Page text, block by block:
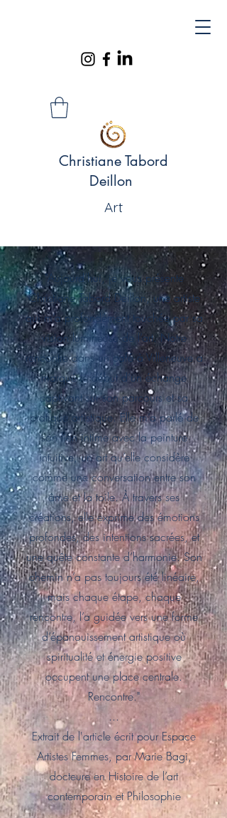
Christiane Tabord
Deillon
Art
"Aujourd’hui, je vous présente
Christiane Tabord Deillon, une artiste
qui m’a profondément touchée par sa
vision lumineuse de l’art. Notre
rencontre dans un café à Villeneuve a
marqué le début d’un échange
captivant sur son parcours et sa
pratique artistique. Elle m’a parlé de
son lien intime avec la peinture
intuitive, un art qu’elle considère
comme une conversation entre son
âme et la toile. À travers ses
créations, elle exprime des émotions
profondes, des intentions sacrées, et
une quête constante d’harmonie. Son
chemin n’a pas toujours été linéaire,
mais chaque étape, chaque
rencontre, l’a guidée vers une forme
d’épanouissement artistique où
spiritualité et énergie positive
occupent une place centrale.
Rencontre."
...
Extrait de l'article écrit pour Espace
Artistes Femmes, par Marie Bagi,
docteure en Histoire de l’art
contemporain et Philosophie